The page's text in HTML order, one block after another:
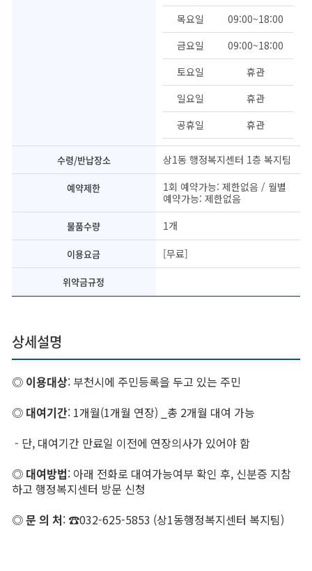
목요일
09:00~18:00
금요일
09:00~18:00
토요일
휴관
일요일
휴관
공휴일
휴관
수령/반납장소 상1동 행정복지센터 1층 복지팀
예약제한
1회 예약가능: 제한없음 / 월별
예약가능: 제한없음
물품수량 1개
이용요금 [무료]
위약금규정
상세설명
◎ 이용대상: 부천시에 주민등록을 두고 있는 주민
◎ 대여기간: 1개월(1개월 연장) _총 2개월 대여 가능
- 단, 대여기간 만료일 이전에 연장의사가 있어야 함
◎ 대여방법: 아래 전화로 대여가능여부 확인 후, 신분증 지참
하고 행정복지센터 방문 신청
◎문 의 처: ☎032-625-5853 (상1동행정복지센터 복지팀)